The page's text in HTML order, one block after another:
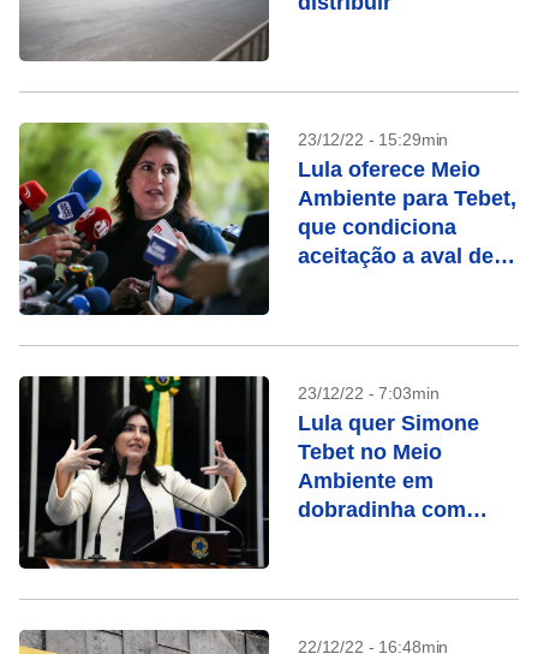
23/12/22 - 15:29min
Lula oferece Meio
Ambiente para Tebet,
que condiciona
aceitação a aval de
23/12/22 - 7:03min
Lula quer Simone
Tebet no Meio
Ambiente em
dobradinha com
22/12/22 - 16:48min